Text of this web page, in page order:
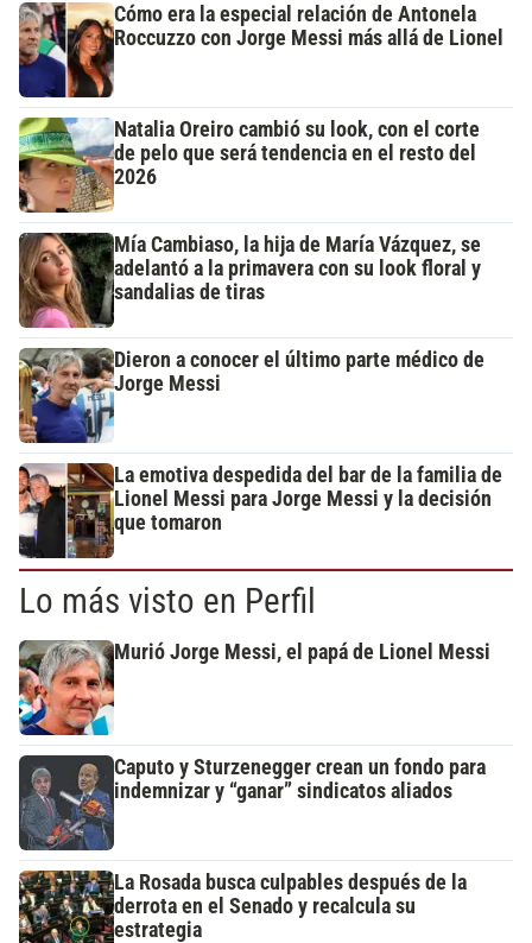
Cómo era la especial relación de Antonela
Roccuzzo con Jorge Messi más allá de Lionel
Natalia Oreiro cambió su look, con el corte
de pelo que será tendencia en el resto del
2026
Mía Cambiaso, la hija de María Vázquez, se
adelantó a la primavera con su look floral y
sandalias de tiras
Dieron a conocer el último parte médico de
Jorge Messi
La emotiva despedida del bar de la familia de
Lionel Messi para Jorge Messi y la decisión
que tomaron
Lo más visto en Perfil
Murió Jorge Messi, el papá de Lionel Messi
Caputo y Sturzenegger crean un fondo para
indemnizar y “ganar” sindicatos aliados
La Rosada busca culpables después de la
derrota en el Senado y recalcula su
estrategia